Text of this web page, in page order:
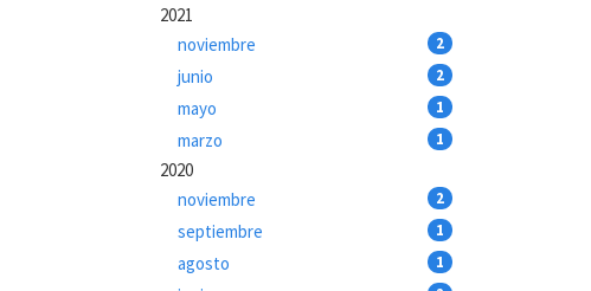
2021
noviembre
2
junio 2
mayo 1
marzo 1
2020
noviembre
2
septiembre 1
agosto 1